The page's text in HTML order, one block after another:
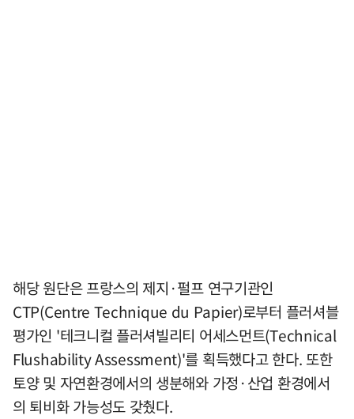
해당 원단은 프랑스의 제지·펄프 연구기관인
CTP(Centre Technique du Papier)로부터 플러셔블
평가인 '테크니컬 플러셔빌리티 어세스먼트(Technical
Flushability Assessment)'를 획득했다고 한다. 또한
토양 및 자연환경에서의 생분해와 가정·산업 환경에서
의 퇴비화 가능성도 갖췄다.